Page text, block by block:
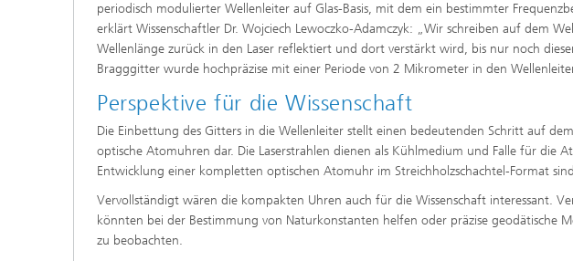
periodisch modulierter Wellenleiter auf Glas-Basis, mit dem ein bestimmter
erklärt Wissenschaftler Dr. Wojciech Lewoczko-Adamczyk: „Wir schreiben auf dem
Wellenlänge zurück in den Laser reflektiert und dort verstärkt wird, bis nur noch
Bragggitter wurde hochpräzise mit einer Periode von 2 Mikrometer in den
Perspektive für die Wissenschaft
Die Einbettung des Gitters in die Wellenleiter stellt einen bedeutenden Schritt auf
optische Atomuhren dar. Die Laserstrahlen dienen als Kühlmedium und Falle für die
Entwicklung einer kompletten optischen Atomuhr im Streichholzschachtel-Format
Vervollständigt wären die kompakten Uhren auch für die Wissenschaft interessant.
könnten bei der Bestimmung von Naturkonstanten helfen oder präzise geodätische
zu beobachten.